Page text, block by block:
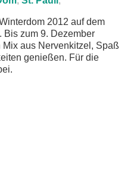
2012 auf dem
Bis zum 9. Dezember
aus Nervenkitzel, Spaß
genießen. Für die